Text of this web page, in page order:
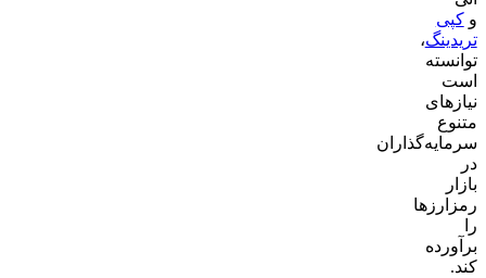
وکپی
تریدینگ،
توانسته
است
نیازهای
متنوع
سرمایه‌گذاران
در
بازار
رمزارزها
را
برآورده
کند.